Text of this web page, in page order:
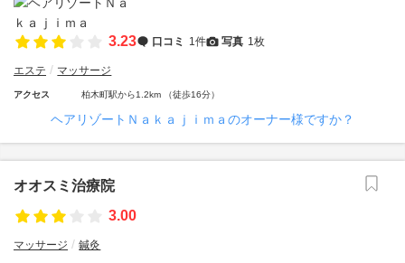
3.23 口コミ 1件 写真 1枚
エステ マッサージ
アクセス 柏木町駅から1.2km （徒歩16分）
ヘアリゾートＮａｋａｊｉｍａのオーナー様ですか？
オオスミ治療院
3.00
マッサージ 鍼灸